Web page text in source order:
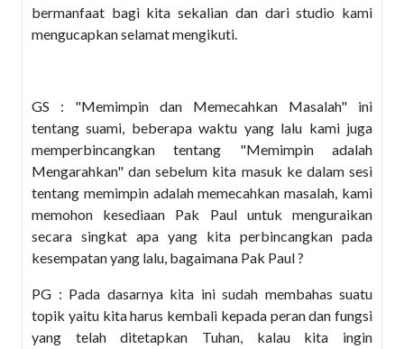
bermanfaat bagi kita sekalian dan dari studio kami
mengucapkan selamat mengikuti.
GS : "Memimpin dan Memecahkan Masalah" ini
tentang suami, beberapa waktu yang lalu kami juga
memperbincangkan tentang "Memimpin adalah
Mengarahkan" dan sebelum kita masuk ke dalam sesi
tentang memimpin adalah memecahkan masalah, kami
memohon kesediaan Pak Paul untuk menguraikan
secara singkat apa yang kita perbincangkan pada
kesempatan yang lalu, bagaimana Pak Paul ?
PG : Pada dasarnya kita ini sudah membahas suatu
topik yaitu kita harus kembali kepada peran dan fungsi
yang telah ditetapkan Tuhan, kalau kita ingin